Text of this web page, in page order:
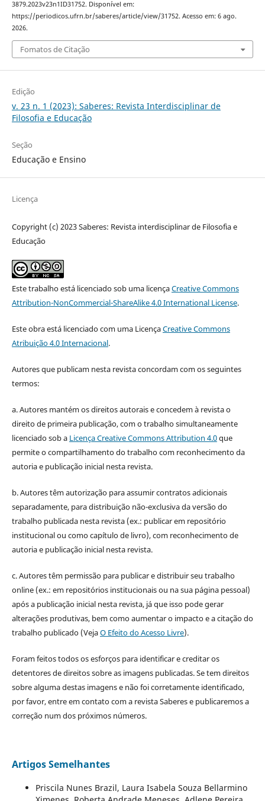
3879.2023v23n1ID31752. Disponível em:
https://periodicos.ufrn.br/saberes/article/view/31752. Acesso em: 6 ago.
2026.
Fomatos de Citação
Edição
v. 23 n. 1 (2023): Saberes: Revista Interdisciplinar de
Filosofia e Educação
Seção
Educação e Ensino
Licença
Copyright (c) 2023 Saberes: Revista interdisciplinar de Filosofia e
Educação
Este trabalho está licenciado sob uma licençaCreative Commons
Attribution-NonCommercial-ShareAlike 4.0 International License.
Este obra está licenciado com uma LicençaCreative Commons
Atribuição 4.0 Internacional.
Autores que publicam nesta revista concordam com os seguintes
termos:
a. Autores mantém os direitos autorais e concedem à revista o
direito de primeira publicação, com o trabalho simultaneamente
licenciado sob a Licença Creative Commons Attribution 4.0que
permite o compartilhamento do trabalho com reconhecimento da
autoria e publicação inicial nesta revista.
b. Autores têm autorização para assumir contratos adicionais
separadamente, para distribuição não-exclusiva da versão do
trabalho publicada nesta revista (ex.: publicar em repositório
institucional ou como capítulo de livro), com reconhecimento de
autoria e publicação inicial nesta revista.
c. Autores têm permissão para publicar e distribuir seu trabalho
online (ex.: em repositórios institucionais ou na sua página pessoal)
após a publicação inicial nesta revista, já que isso pode gerar
alterações produtivas, bem como aumentar o impacto e a citação do
trabalho publicado (VejaO Efeito do Acesso Livre).
Foram feitos todos os esforços para identificar e creditar os
detentores de direitos sobre as imagens publicadas. Se tem direitos
sobre alguma destas imagens e não foi corretamente identificado,
por favor, entre em contato com a revista Saberes e publicaremos a
correção num dos próximos números.
Artigos Semelhantes
Priscila Nunes Brazil, Laura Isabela Souza Bellarmino